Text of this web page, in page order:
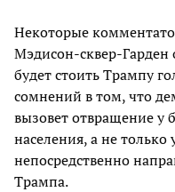
Некоторые
Мэдисон-сквер-Гарден
будет стоить Трампу
сомнений в том, что
вызовет отвращение у
населения, а не только
непосредственно
Трампа.